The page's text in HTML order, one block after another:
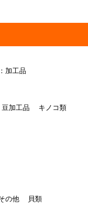
加工品
豆加工品
キノコ類
の他 貝類